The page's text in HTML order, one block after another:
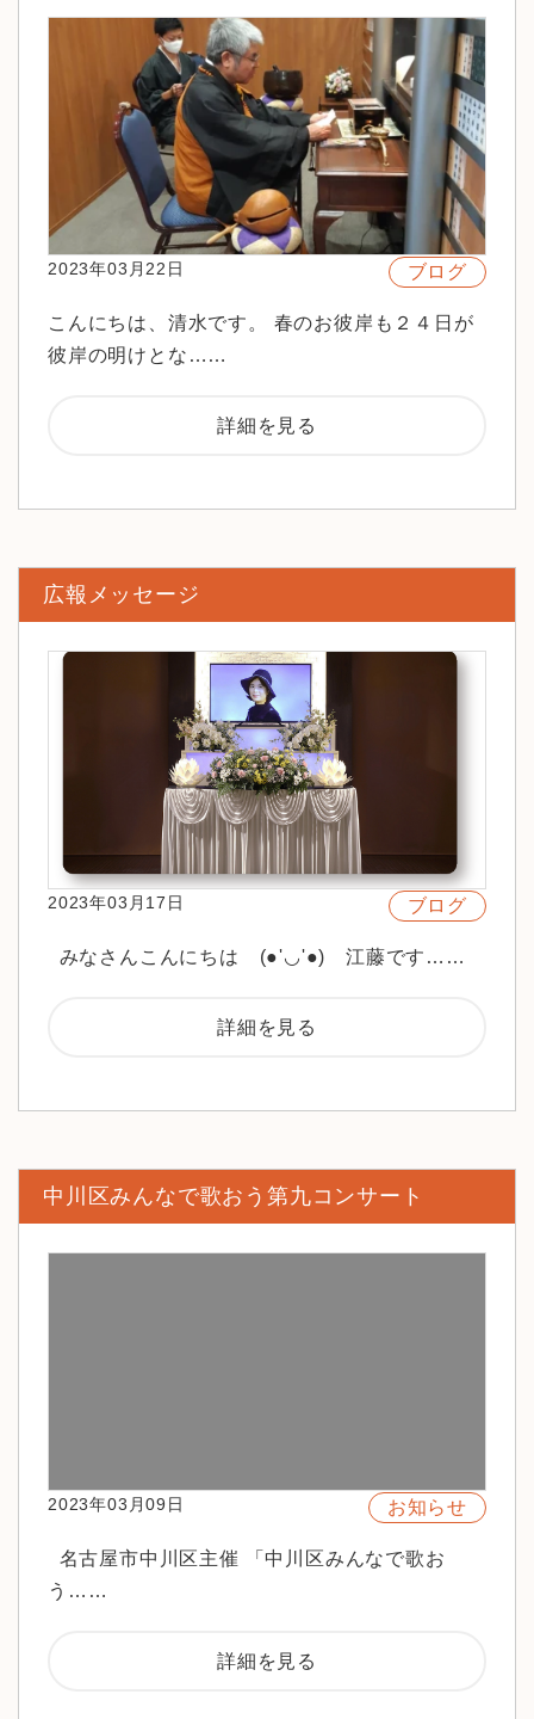
2023年03月22日 ブログ
こんにちは、清水です。 春のお彼岸も２４日が
彼岸の明けとな……
詳細を見る
広報メッセージ
2023年03月17日 ブログ
みなさんこんにちは (●'◡'●) 江藤です……
詳細を見る
中川区みんなで歌おう第九コンサート
2023年03月09日 お知らせ
名古屋市中川区主催 「中川区みんなで歌お
う……
詳細を見る